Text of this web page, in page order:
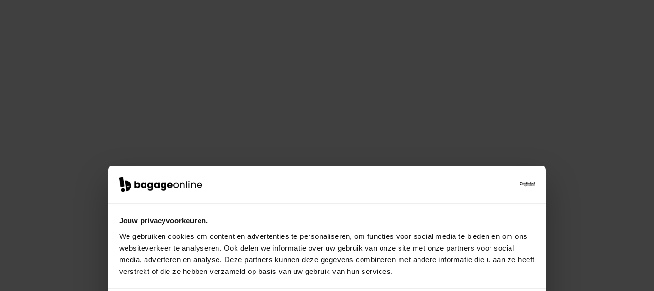
Jouw privacyvoorkeuren.
We gebruiken cookies om content en advertenties te personaliseren, om functies voor social media te bieden en om ons
websiteverkeer te analyseren. Ook delen we informatie over uw gebruik van onze site met onze partners voor social
media, adverteren en analyse. Deze partners kunnen deze gegevens combineren met andere informatie die u aan ze heeft
verstrekt of die ze hebben verzameld op basis van uw gebruik van hun services.